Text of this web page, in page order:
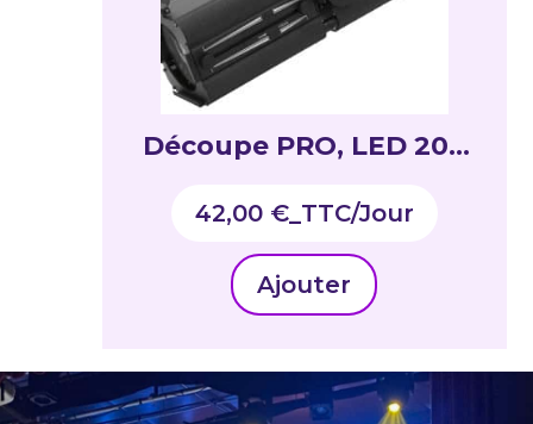
Découpe PRO, LED 200
42,00 €_TTC
Ajouter